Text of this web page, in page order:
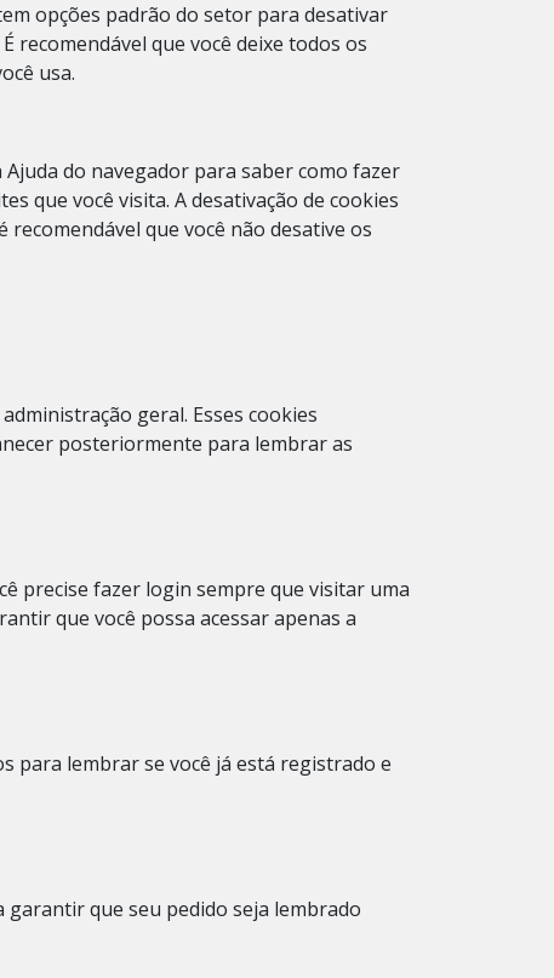
opções padrão do setor para desativar
recomendável que você deixe todos os
usa.
do navegador para saber como fazer
que você visita. A desativação de cookies
que você não desative os
geral. Esses cookies
posteriormente para lembrar as
precise fazer login sempre que visitar uma
que você possa acessar apenas a
​​para lembrar se você já está registrado e
garantir que seu pedido seja lembrado